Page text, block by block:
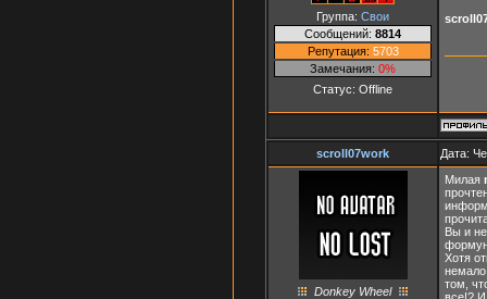
Группа: Свои
Сообщений: 8814
Репутация: 5703
Замечания: 0%
Статус: Offline
scroll07work Дата:
Donkey Wheel
Милая
Вы и
Хотя
том,